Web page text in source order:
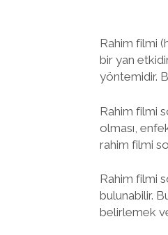
Rahim filmi
bir yan
yöntemidir.
Rahim filmi
olması,
rahim filmi
Rahim filmi
bulunabilir.
belirlemek